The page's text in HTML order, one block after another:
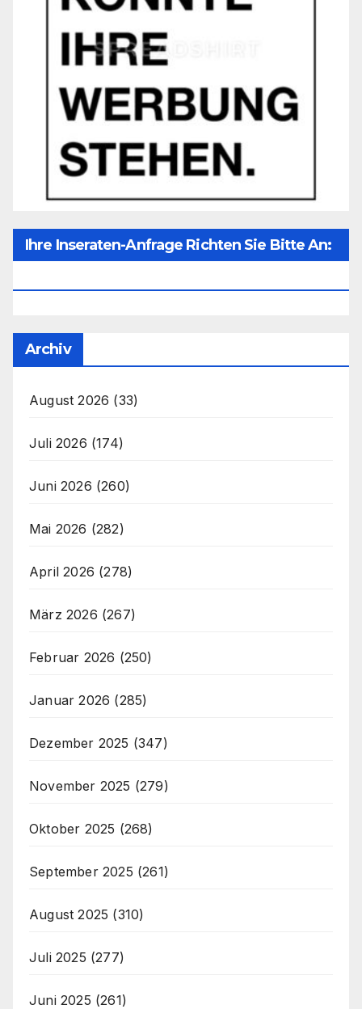
Ihre Inseraten-Anfrage Richten Sie Bitte An:
Archiv
August 2026 (33)
Juli 2026 (174)
Juni 2026 (260)
Mai 2026 (282)
April 2026 (278)
März 2026 (267)
Februar 2026 (250)
Januar 2026 (285)
Dezember 2025 (347)
November 2025 (279)
Oktober 2025 (268)
September 2025 (261)
August 2025 (310)
Juli 2025 (277)
Juni 2025 (261)